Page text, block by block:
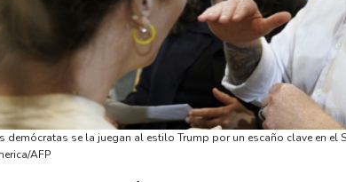
demócratas se la juegan al estilo Trump por un escaño clave en el
AFP